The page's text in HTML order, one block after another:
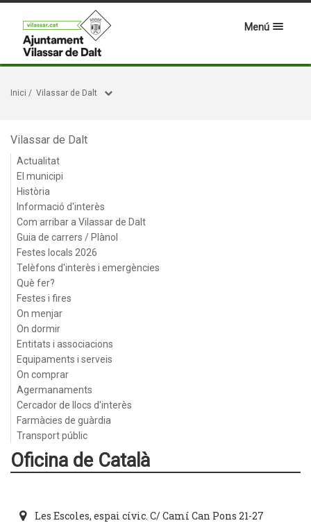
Menú
Inici / Vilassar de Dalt
Vilassar de Dalt
Actualitat
El municipi
Història
Informació d'interès
Com arribar a Vilassar de Dalt
Guia de carrers / Plànol
Festes locals 2026
Telèfons d'interès i emergències
Què fer?
Festes i fires
On menjar
On dormir
Entitats i associacions
Equipaments i serveis
On comprar
Agermanaments
Cercador de llocs d'interès
Farmàcies de guàrdia
Transport públic
Oficina de Català
Les Escoles, espai cívic. C/ Camí Can Pons 21-27